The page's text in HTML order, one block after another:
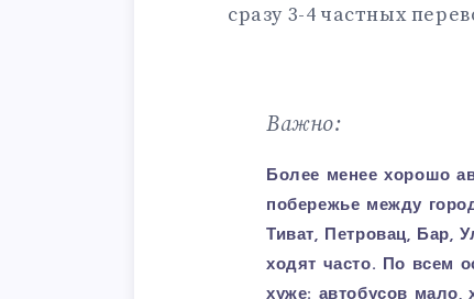
сразу 3-4 частных
Важно:
Более менее хорошо
побережье между
Тиват, Петровац, Бар,
ходят часто. По всем
хуже: автобусов мало,